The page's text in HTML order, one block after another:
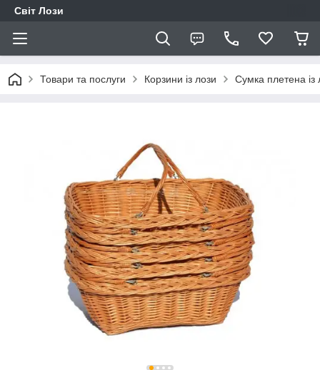
Світ Лози
Товари та послуги Корзини із лози Сумка плетена із